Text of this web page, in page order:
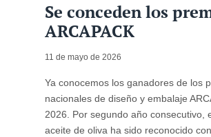
Se conceden los
ARCAPACK
11 de mayo de 2026
Ya conocemos los ganadores de los
nacionales de diseño y embalaje
2026. Por segundo año consecutivo,
aceite de oliva ha sido reconocido